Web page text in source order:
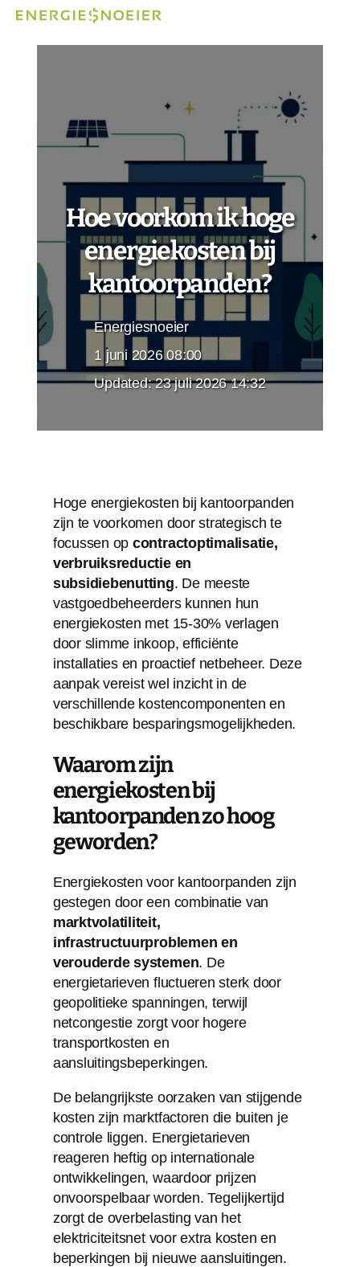
Hoe voorkom ik hoge
energiekosten bij
kantoorpanden?
Energiesnoeier
1 juni 2026 08:00
Updated:23 juli 2026 14:32
Hoge energiekosten bij kantoorpanden
zijn te voorkomen door strategisch te
focussen op contractoptimalisatie,
verbruiksreductie en
subsidiebenutting. De meeste
vastgoedbeheerders kunnen hun
energiekosten met 15-30% verlagen
door slimme inkoop, efficiënte
installaties en proactief netbeheer. Deze
aanpak vereist wel inzicht in de
verschillende kostencomponenten en
beschikbare besparingsmogelijkheden.
Waarom zijn
energiekosten bij
kantoorpanden zo hoog
geworden?
Energiekosten voor kantoorpanden zijn
gestegen door een combinatie van
marktvolatiliteit,
infrastructuurproblemen en
verouderde systemen. De
energietarieven fluctueren sterk door
geopolitieke spanningen, terwijl
netcongestie zorgt voor hogere
transportkosten en
aansluitingsbeperkingen.
De belangrijkste oorzaken van stijgende
kosten zijn marktfactoren die buiten je
controle liggen. Energietarieven
reageren heftig op internationale
ontwikkelingen, waardoor prijzen
onvoorspelbaar worden. Tegelijkertijd
zorgt de overbelasting van het
elektriciteitsnet voor extra kosten en
beperkingen bij nieuwe aansluitingen.